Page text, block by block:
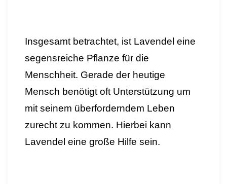
Insgesamt betrachtet, ist Lavendel eine
segensreiche Pflanze für die
Menschheit. Gerade der heutige
Mensch benötigt oft Unterstützung um
mit seinem überforderndem Leben
zurecht zu kommen. Hierbei kann
Lavendel eine große Hilfe sein.